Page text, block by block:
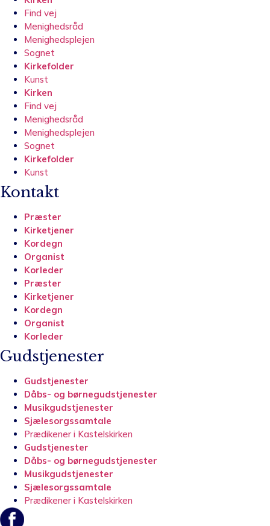
Find vej
Menighedsråd
Menighedsplejen
Sognet
Kirkefolder
Kunst
Kirken
Find vej
Menighedsråd
Menighedsplejen
Sognet
Kirkefolder
Kunst
Kontakt
Præster
Kirketjener
Kordegn
Organist
Korleder
Præster
Kirketjener
Kordegn
Organist
Korleder
Gudstjenester
Gudstjenester
Dåbs- og børnegudstjenester
Musikgudstjenester
Sjælesorgssamtale
Prædikener i Kastelskirken
Gudstjenester
Dåbs- og børnegudstjenester
Musikgudstjenester
Sjælesorgssamtale
Prædikener i Kastelskirken